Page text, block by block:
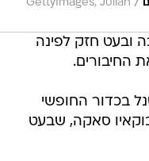
/
GettyImages, Julian
ובעט חזק לפינה
החיבורים.
בכדור החופשי
סאקה, שבעט